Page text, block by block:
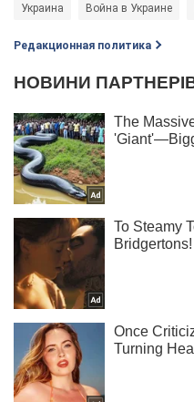
Украина Война в Украине
Редакционная политика